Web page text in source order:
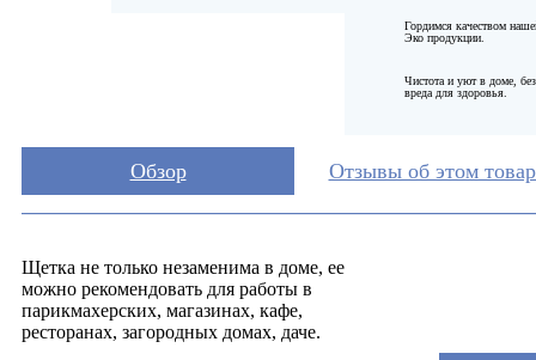
Гордимся качеством
Эко продукции.
Чистота и уют в доме, без
вреда для здоровья.
Обзор Отзывы об этом
Щетка не только незаменима в доме, ее
можно рекомендовать для работы в
парикмахерских, магазинах, кафе,
ресторанах, загородных домах, даче.